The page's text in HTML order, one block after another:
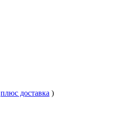
плюс доставка )